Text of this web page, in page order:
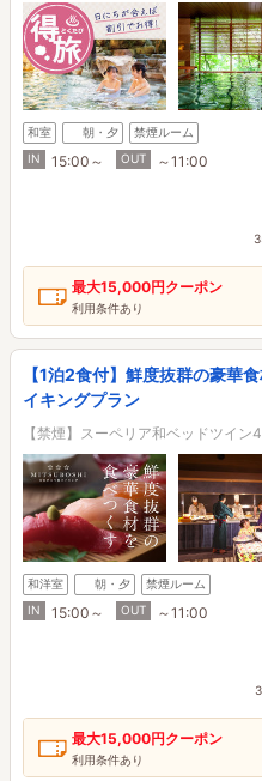
和室 朝・夕
禁煙ルーム
IN
15:00～ OUT ～11:00
最大15,000円クーポン
利用条件あり
【1泊2食付】鮮度抜群の豪華
イキングプラン
【禁煙】スーペリア和ベッドツイン
和洋室 朝・夕
禁煙ルーム
IN
15:00～ OUT ～11:00
最大15,000円クーポン
利用条件あり